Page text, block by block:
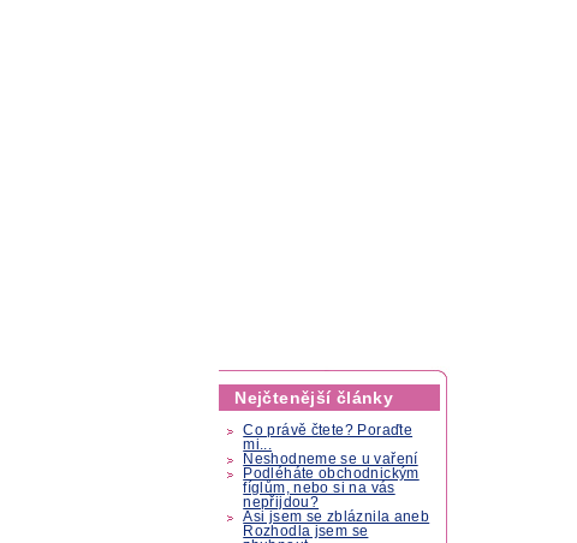
Nejčtenější články
Co právě čtete? Poraďte
mi...
Neshodneme se u vaření
Podléháte obchodnickým
fíglům, nebo si na vás
nepřijdou?
Asi jsem se zbláznila aneb
Rozhodla jsem se